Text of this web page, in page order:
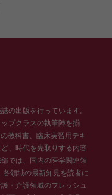
の出版を行っています。
プクラスの執筆陣を揃
教科書、臨床実習用テキ
、時代を先取りする内容
では、国内の医学関連領
領域の最新知見を読者に
・介護領域のフレッシュ